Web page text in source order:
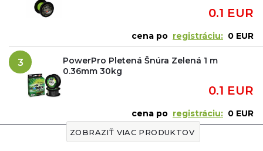
0.1 EUR
cena po registráciu: 0 EUR
3
PowerPro Pletená Šnúra Zelená 1 m
0.36mm 30kg
0.1 EUR
cena po registráciu: 0 EUR
ZOBRAZIŤ VIAC PRODUKTOV